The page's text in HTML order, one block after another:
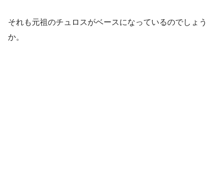
それも元祖のチュロスがベースになっているのでしょう
か。